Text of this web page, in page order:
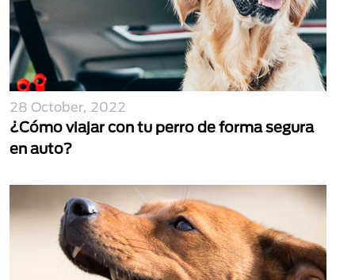
28 October, 2022
¿Cómo viajar con tu perro de forma segura
en auto?